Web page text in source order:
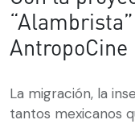
AntropoCine
La migración, la
tantos mexicanos